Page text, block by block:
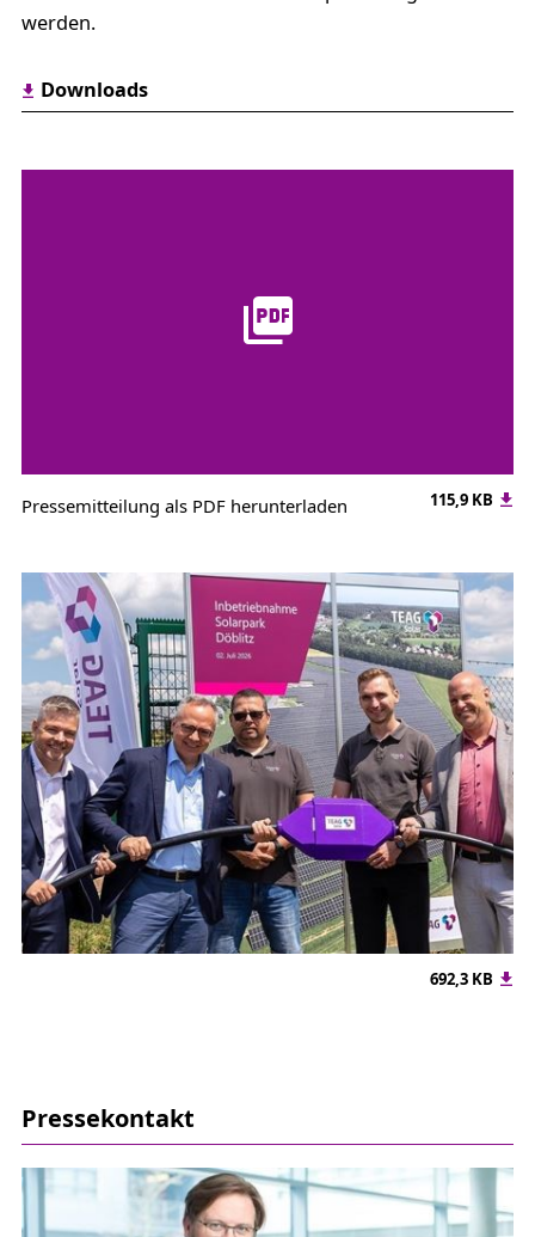
werden.
Downloads
115,9 KB
Pressemitteilung als PDF herunterladen
692,3 KB
Pressekontakt